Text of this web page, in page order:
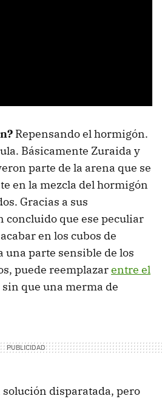
Repensando el hormigón.
Básicamente Zuraida y
parte de la arena que se
en la mezcla del hormigón
Gracias a sus
concluido que ese peculiar
en los cubos de
una parte sensible de los
puede reemplazarentre el
sin que una merma de
solución disparatada, pero